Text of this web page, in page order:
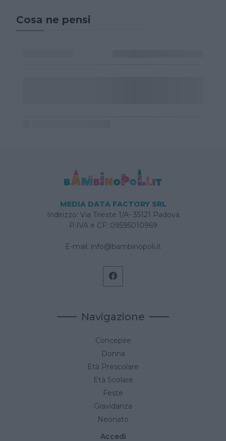
Cosa ne pensi
MEDIA DATA FACTORY SRL
Indirizzo: Via Trieste 1/A- 35121 Padova
P.IVA e CF: 09595010969
E-mail: info@bambinopoli.it
Navigazione
Concepire
Donna
Età Prescolare
Età Scolare
Feste
Gravidanza
Neonato
Accedi